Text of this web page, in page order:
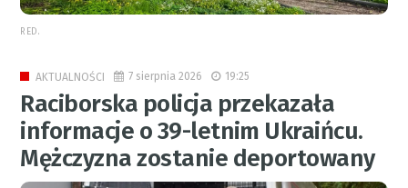
RED.
AKTUALNOŚCI 7 sierpnia 2026 19:25
Raciborska policja przekazała
informacje o 39-letnim Ukraińcu.
Mężczyzna zostanie deportowany